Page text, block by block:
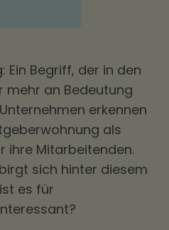
Begriff, der in den
mehr an Bedeutung
erkennen
als
ihre Mitarbeitenden.
sich hinter diesem
es für